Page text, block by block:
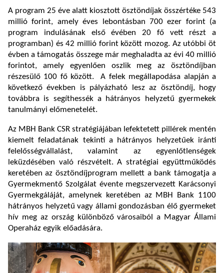
A program 25 éve alatt kiosztott ösztöndíjak összértéke 543
millió forint, amely éves lebontásban 700 ezer forint (a
program indulásának első évében 20 fő vett részt a
programban) és 42 millió forint között mozog. Az utóbbi öt
évben a támogatás összege már meghaladta az évi 40 millió
forintot, amely egyenlően oszlik meg az ösztöndíjban
részesülő 100 fő között.
A felek megállapodása alapján a
következő években is pályázható lesz az ösztöndíj, hogy
továbbra is segíthessék a hátrányos helyzetű gyermekek
tanulmányi előmenetelét.
Az MBH Bank CSR stratégiájában lefektetett pillérek mentén
kiemelt feladatának tekinti a hátrányos helyzetűek iránti
felelősségvállalást, valamint az egyenlőtlenségek
leküzdésében való részvételt. A stratégiai együttműködés
keretében az ösztöndíjprogram mellett a bank támogatja a
Gyermekmentő Szolgálat évente megszervezett Karácsonyi
Gyermekgáláját, amelynek keretében az MBH Bank 1100
hátrányos helyzetű vagy állami gondozásban élő gyermeket
hív meg az ország különböző városaiból a Magyar Állami
Operaház egyik előadására.